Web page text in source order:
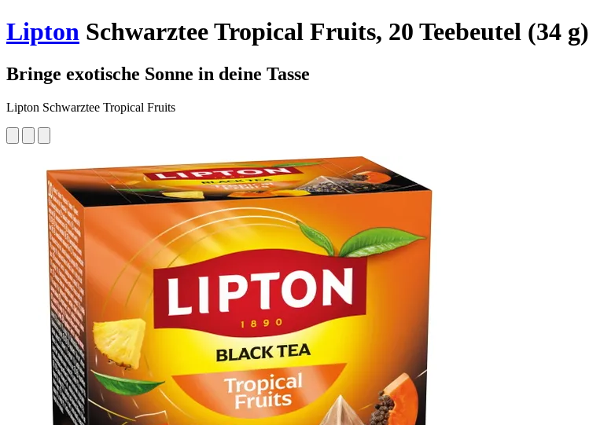
Lipton Schwarztee Tropical Fruits, 20 Teebeutel (34 g)
Bringe exotische Sonne in deine Tasse
Lipton Schwarztee Tropical Fruits